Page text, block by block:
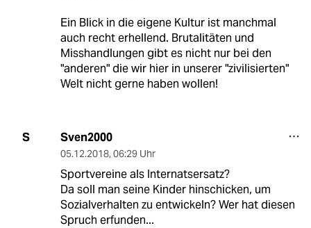
Ein Blick in die eigene Kultur ist manchmal
auch recht erhellend. Brutalitäten und
Misshandlungen gibt es nicht nur bei den
"anderen" die wir hier in unserer "zivilisierten"
Welt nicht gerne haben wollen!
S Sven2000
05.12.2018, 06:29 Uhr
Sportvereine als Internatsersatz?
Da soll man seine Kinder hinschicken, um
Sozialverhalten zu entwickeln? Wer hat diesen
Spruch erfunden...